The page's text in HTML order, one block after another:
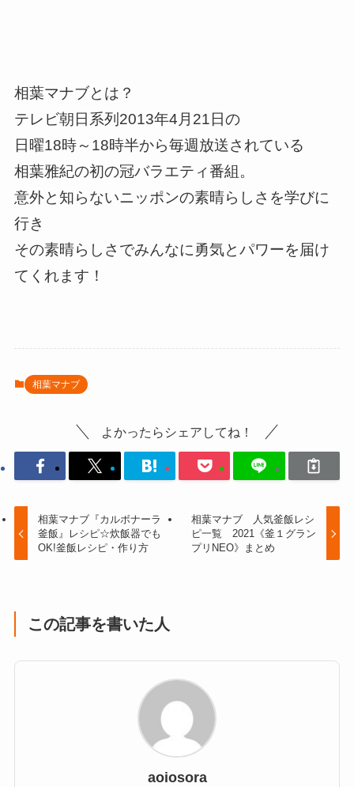
相葉マナブとは？
テレビ朝日系列2013年4月21日の
日曜18時～18時半から毎週放送されている
相葉雅紀の初の冠バラエティ番組。
意外と知らないニッポンの素晴らしさを学びに
行き
その素晴らしさでみんなに勇気とパワーを届け
てくれます！
相葉マナブ
よかったらシェアしてね！
相葉マナブ『カルボナーラ
釜飯』レシピ☆炊飯器でも
OK!釜飯レシピ・作り方
相葉マナブ 人気釜飯レシ
ピ一覧 2021《釜１グラン
プリNEO》まとめ
この記事を書いた人
aoiosora